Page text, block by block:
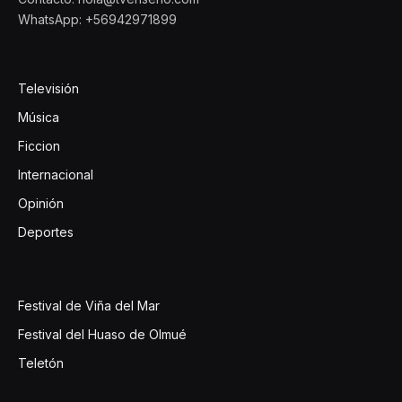
WhatsApp: +56942971899
Televisión
Música
Ficcion
Internacional
Opinión
Deportes
Festival de Viña del Mar
Festival del Huaso de Olmué
Teletón